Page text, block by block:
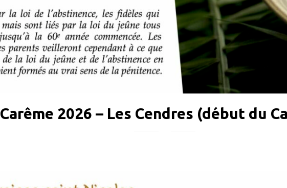
Carême 2026 – Les Cendres (début du